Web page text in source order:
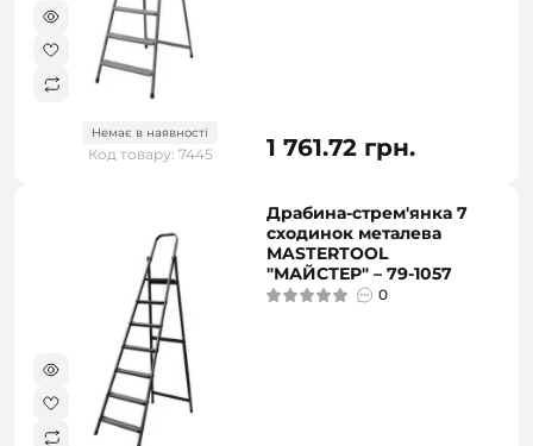
Немає в наявності
Код товару: 7445 1 761.72 грн.
Драбина-стрем'янка 7
сходинок металева
MASTERTOOL
"МАЙСТЕР" – 79-1057
0